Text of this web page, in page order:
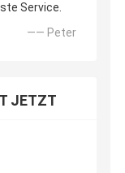
Service.
—— Peter
JETZT